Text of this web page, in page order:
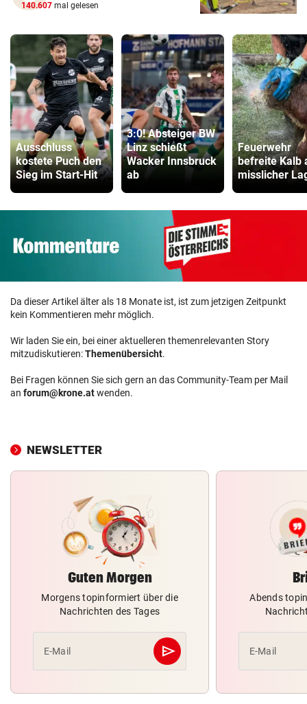
140.607 mal gelesen
Ausschluss
kostete Puch den
Sieg im Start-Hit
3:0! Absteiger BW
Linz schießt
Wacker Innsbruck
ab
Feuerwehr
befreite Kalb
misslicher
Da dieser Artikel älter als 18 Monate ist, ist zum jetzigen Zeitpunkt
kein Kommentieren mehr möglich.
Wir laden Sie ein, bei einer aktuelleren themenrelevanten Story
mitzudiskutieren:Themenübersicht.
Bei Fragen können Sie sich gern an das Community-Team per Mail
an forum@krone.atwenden.
NEWSLETTER
Guten Morgen
Morgens topinformiert über die
Nachrichten des Tages
E-Mail send
Abschicken
Abends
E-Mail